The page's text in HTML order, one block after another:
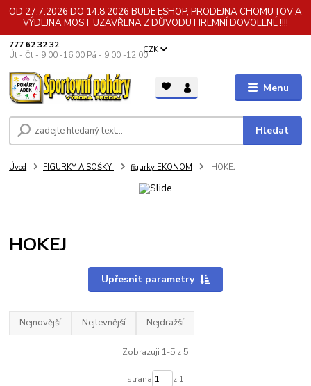
OD 27.7.2026 DO 14.8.2026 BUDE ESHOP, PRODEJNA CHOMUTOV A
VÝDEJNA MOST UZAVŘENA Z DŮVODU FIREMNÍ DOVOLENÉ !!!!
Menu
CZK
Hledat
777 62 32 32
Út - Čt - 9,00 -16,00 Pá - 9,00 -12,00
Úvod FIGURKY A SOŠKY figurky EKONOM HOKEJ
HOKEJ
Upřesnit parametry
Nejnovější Nejlevnější Nejdražší
Zobrazuji 1-5 z 5
strana z 1